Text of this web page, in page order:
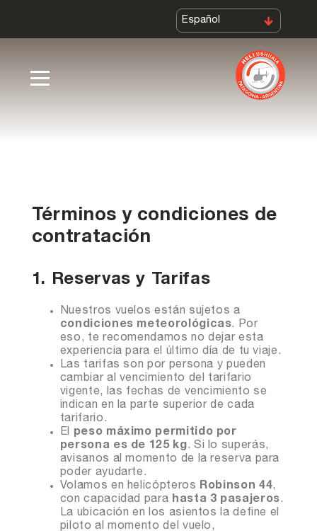
Términos y condiciones de
contratación
1. Reservas y Tarifas
Nuestros vuelos están sujetos a
condiciones meteorológicas. Por
eso, te recomendamos no dejar esta
experiencia para el último día de tu viaje.
Las tarifas son por persona y pueden
cambiar al vencimiento del tarifario
vigente, las fechas de vencimiento se
indican en la parte superior de cada
tarifario.
El
peso máximo permitido por
persona es de 125 kg. Si lo superás,
avisanos al momento de la reserva para
poder ayudarte.
Volamos en helicópteros Robinson 44,
con capacidad para hasta 3 pasajeros.
La ubicación en los asientos la define el
piloto al momento del vuelo,